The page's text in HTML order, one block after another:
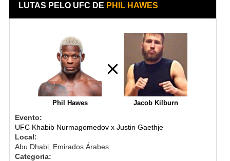
LUTAS PELO UFC DE PHIL HAWES
Phil Hawes Jacob Kilburn
Evento:
UFC Khabib Nurmagomedov x Justin Gaethje
Local:
Abu Dhabi, Emirados Árabes
Categoria: